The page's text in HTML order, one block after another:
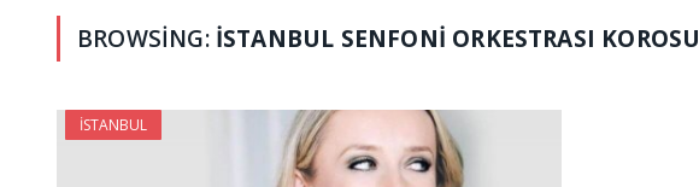
BROWSING: İSTANBUL SENFONI ORKESTRASI KOROSU
İSTANBUL